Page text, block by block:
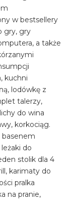
w bestsellery
gry, gry
a także
kuchni
lodówkę z
talerzy,
do wina
korkociąg.
do
stolik dla 4
karimaty do
pralka
na pranie,